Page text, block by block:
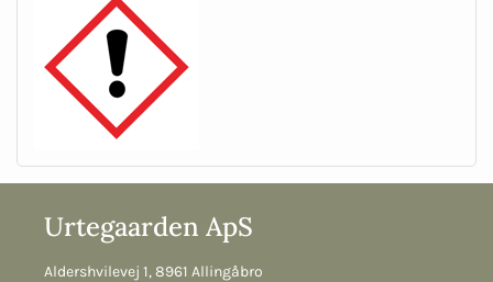
Urtegaarden ApS
Aldershvilevej 1, 8961 Allingåbro